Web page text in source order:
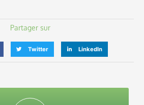
Partager sur
Twitter LinkedIn